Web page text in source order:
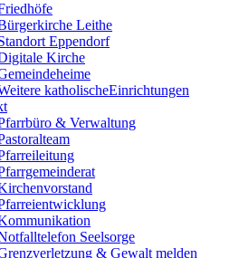
Leithe
Eppendorf
Kirche
katholische­­Einrichtungen
& Verwaltung
Seelsorge
& Gewalt melden